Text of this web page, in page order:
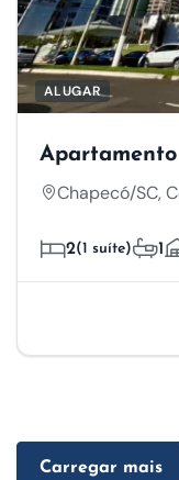
ALUGAR
Chapecó/SC,
2(1 suíte) 1
Carregar mais